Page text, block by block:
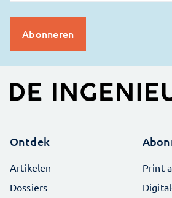
Ontdek
Artikelen
Dossiers
Print